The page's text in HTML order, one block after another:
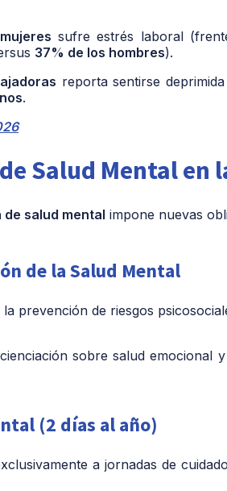
sufre estrés laboral
37% de los hombres).
reporta sentirse
.
Salud Mental en
salud mental impone nuevas
de la Salud Mental
prevención de riesgos
sobre salud emocional
(2 días al año)
a jornadas de